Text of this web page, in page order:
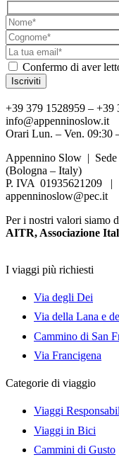
Confermo di aver
+39 379 1528959 – +39
info@appenninoslow.it
Orari Lun. – Ven. 09:30
Appennino Slow | Sede
(Bologna – Italy)
P. IVA 01935621209
appenninoslow@pec.it
Per i nostri valori siamo
AITR, Associazione
I viaggi più richiesti
Via degli Dei
Via della Lana e
Cammino di San
Via Francigena
Categorie di viaggio
Viaggi
Viaggi in Bici
Cammini di Gusto